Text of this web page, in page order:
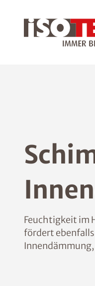
Feuchtigkeit im
fördert